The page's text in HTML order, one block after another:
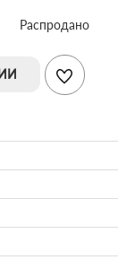
Распродано